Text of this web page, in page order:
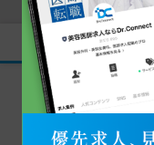
すべて